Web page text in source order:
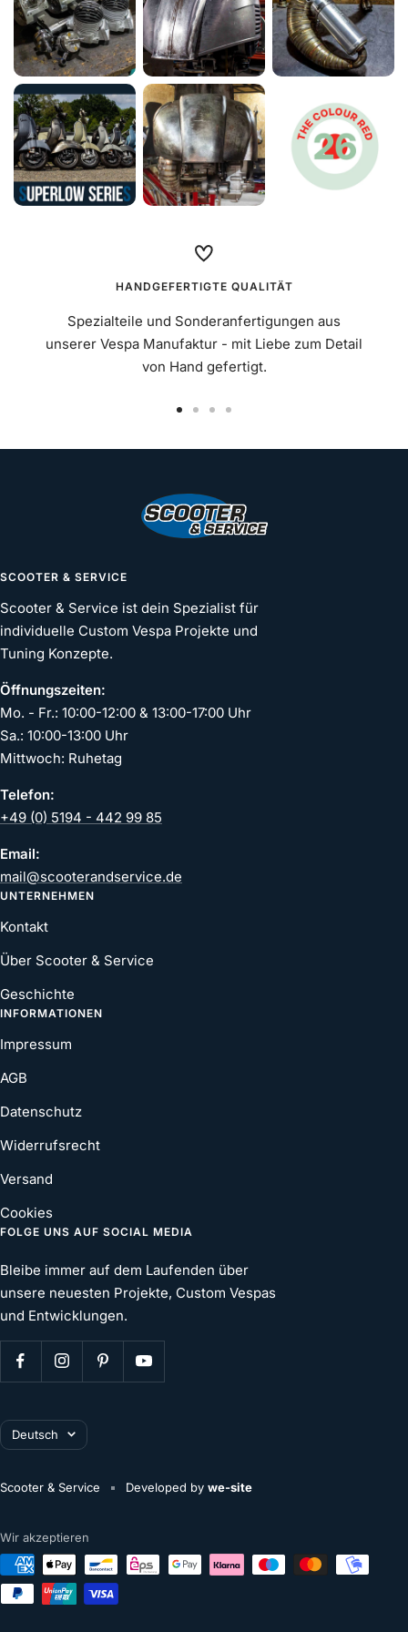
Abdeckung Gasgriff schwarz
Mehr erfahren
€7,90
Mehr erfahren
Conversion Gasrohr
Gasrohr 24-22mm Vespa PX usw.
€29,90
Gasrohr 20.8-22mm Vespa VNB usw.
Mehr erfahren
€29,90
Mehr erfahren
€7,90
HANDGEFERTIGTE QUALITÄT
Spezialteile und Sonderanfertigungen aus
unserer Vespa Manufaktur - mit Liebe zum Detail
von Hand gefertigt.
SCOOTER & SERVICE
Scooter & Service ist dein Spezialist für
individuelle Custom Vespa Projekte und
Tuning Konzepte.
Öffnungszeiten:
Mo. - Fr.: 10:00-12:00 & 13:00-17:00 Uhr
Sa.: 10:00-13:00 Uhr
Mittwoch: Ruhetag
Telefon:
+49 (0) 5194 - 442 99 85
Email:
mail@scooterandservice.de
UNTERNEHMEN
Kontakt
Über Scooter & Service
Geschichte
INFORMATIONEN
Impressum
AGB
Datenschutz
Widerrufsrecht
Versand
Cookies
FOLGE UNS AUF SOCIAL MEDIA
Bleibe immer auf dem Laufenden über
unsere neuesten Projekte, Custom Vespas
und Entwicklungen.
Sprache
Deutsch
Scooter & Service Developed by we-site
Wir akzeptieren
deine aktuelle Auswahl:€0,00